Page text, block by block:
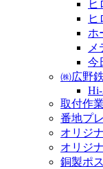
ヒ
ヒ
ホ
今
㈱広野
取付作業
番地プ
オリジ
オリジ
銅製ポ